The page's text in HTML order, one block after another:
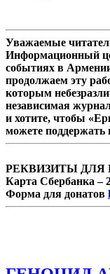
Уважаемые
Информационный
событиях в
продолжаем эту
которым
независимая
и хотите, чтобы
можете поддержать
РЕКВИЗИТЫ ДЛЯ
Карта Сбербанка –
Форма для донатов